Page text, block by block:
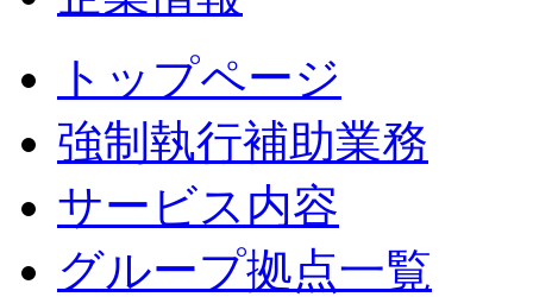
トップページ
強制執行補助業務
サービス内容
グループ拠点一覧